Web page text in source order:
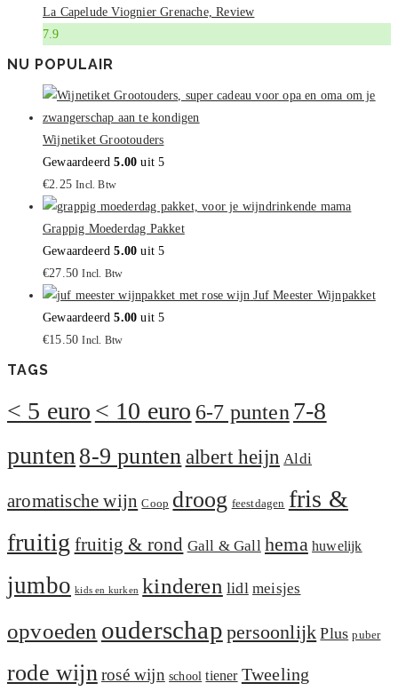
La Capelude Viognier Grenache, Review
7.9
NU POPULAIR
Wijnetiket Grootouders
Gewaardeerd5.00 uit 5
€2.25 Incl. Btw
Grappig Moederdag Pakket
Gewaardeerd5.00 uit 5
€27.50 Incl. Btw
Juf Meester Wijnpakket
Gewaardeerd5.00 uit 5
€15.50 Incl. Btw
TAGS
< 5 euro < 10 euro 6-7 punten7-8
punten8-9 puntenalbert heijn Aldi
aromatische wijn Coop droog feestdagen fris &
fruitig fruitig & rond Gall & Gall hema huwelijk
jumbo kids en kurken kinderen lidl meisjes
opvoeden ouderschap persoonlijk Plus puber
rode wijn rosé wijn school tiener Tweeling